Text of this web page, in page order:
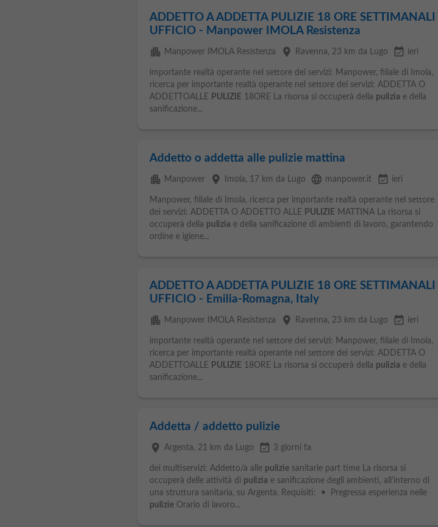
ADDETTO A ADDETTA PULIZIE 18 ORE SETTIMANALI
UFFICIO - Manpower IMOLA Resistenza
apartment Manpower IMOLA Resistenza place Ravenna, 23 km da Lugo event_available ieri
importante realtà operante nel settore dei servizi: Manpower, filiale di Imola,
ricerca per importante realtà operante nel settore dei servizi: ADDETTA O
ADDETTOALLE PULIZIE18ORE La risorsa si occuperà della pulizia e della
sanificazione...
Addetto o addetta alle pulizie mattina
apartment Manpower place Imola, 17 km da Lugo language manpower.it event_available ieri
Manpower, filiale di Imola, ricerca per importante realtà operante nel settore
dei servizi: ADDETTA O ADDETTO ALLE PULIZIEMATTINA La risorsa si
occuperà della pulizia e della sanificazione di ambienti di lavoro, garantendo
ordine e igiene...
ADDETTO A ADDETTA PULIZIE 18 ORE SETTIMANALI
UFFICIO - Emilia-Romagna, Italy
apartment Manpower IMOLA Resistenza place Ravenna, 23 km da Lugo event_available ieri
importante realtà operante nel settore dei servizi: Manpower, filiale di Imola,
ricerca per importante realtà operante nel settore dei servizi: ADDETTA O
ADDETTOALLE PULIZIE18ORE La risorsa si occuperà della pulizia e della
sanificazione...
Addetta / addetto pulizie
place Argenta, 21 km da Lugo event_available 3 giorni fa
dei multiservizi: Addetto/a alle puliziesanitarie part time La risorsa si
occuperà delle attività di pulizia e sanificazione degli ambienti, all'interno di
una struttura sanitaria, su Argenta. Requisiti: • Pregressa esperienza nelle
pulizieOrario di lavoro...